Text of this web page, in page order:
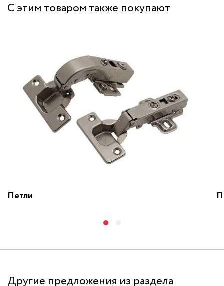
С этим товаром также покупают
Петли
Другие предложения из раздела